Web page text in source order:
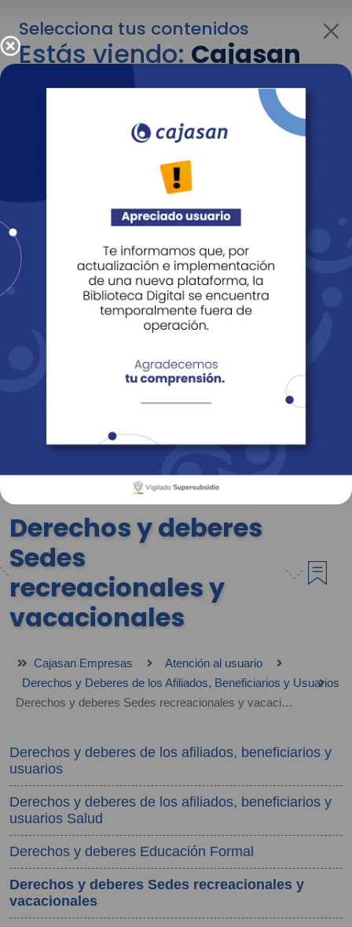
Selecciona tus contenidos
Estás viendo:Cajasan
para empresas
Para cambiar al contenido de tu interés más
adelante recuerda utilizar el menú
Entendido
Revista Fácil Vivir
Sedes Directorio Servicios En Línea
Derechos y deberes
Sedes
recreacionales y
vacacionales
Cajasan Empresas
Atención al usuario
Derechos y Deberes de los Afiliados, Beneficiarios y Usuarios
Derechos y deberes Sedes recreacionales y vacacionales
Derechos y deberes de los afiliados, beneficiarios y
usuarios
Derechos y deberes de los afiliados, beneficiarios y
usuarios Salud
Derechos y deberes Educación Formal
Derechos y deberes Sedes recreacionales y
vacacionales